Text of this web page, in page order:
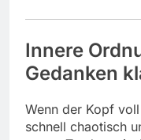
Innere
Gedanken
Wenn der Kopf
schnell chaotisch